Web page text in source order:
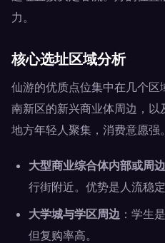
力。
核心选址区域分析
仙游的优质点位集中在几个
南新区的新兴商业体周边，
地方年轻人聚集，消费意愿强。
大型商业综合体内部或周边
行街附近。优势是人流稳
大学城与学区周边 ：学生
但复购率高。